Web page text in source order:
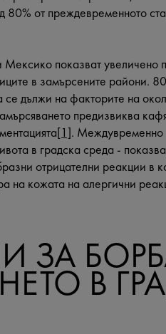
80% от преждевременното
показват увеличено
в замърсените райони.
се дължи на факторите на
предизвиква
[1]. Междувременно
в градска среда -
отрицателни реакции в
на кожата на алергични
ЗА
В